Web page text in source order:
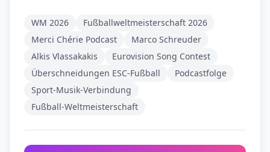
WM 2026
Fußballweltmeisterschaft 2026
Merci Chérie Podcast
Marco Schreuder
Alkis Vlassakakis
Eurovision Song Contest
Überschneidungen ESC-Fußball
Podcastfolge
Sport-Musik-Verbindung
Fußball-Weltmeisterschaft